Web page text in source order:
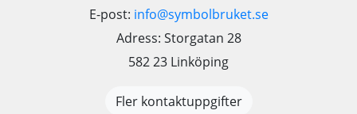
E-post: info@symbolbruket.se
Adress: Storgatan 28
582 23 Linköping
Fler kontaktuppgifter